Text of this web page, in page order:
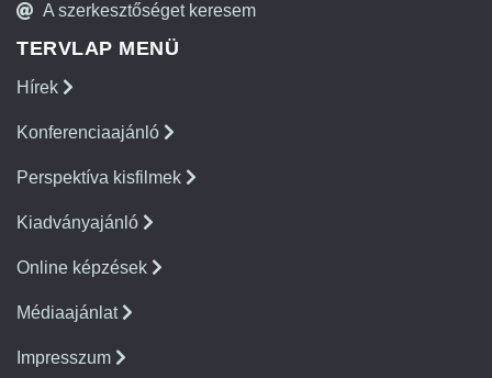
A szerkesztőséget keresem
TERVLAP MENÜ
Hírek
Konferenciaajánló
Perspektíva kisfilmek
Kiadványajánló
Online képzések
Médiaajánlat
Impresszum